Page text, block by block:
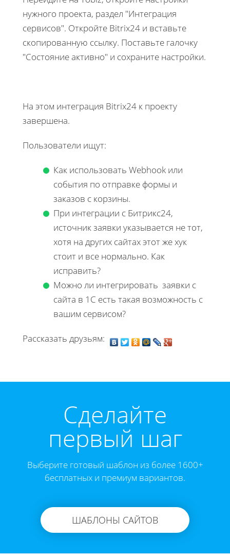
нужного проекта, раздел "Интеграция
сервисов". Откройте Bitrix24 и вставьте
скопированную ссылку. Поставьте галочку
"Состояние активно" и сохраните настройки.
На этом интеграция Bitrix24 к проекту
завершена.
Пользователи ищут:
Как использовать Webhook или
события по отправке формы и
заказов с корзины.
При интеграции с Битрикс24,
источник заявки указывается не тот,
хотя на других сайтах этот же хук
стоит и все нормально. Как
исправить?
Можно ли интегрировать заявки с
сайта в 1С есть такая возможность с
вашим сервисом?
Рассказать друзьям:
Cделайте
первый шаг
Выберите готовый шаблон из более 1600+
бесплатных и премиум вариантов.
ШАБЛОНЫ САЙТОВ